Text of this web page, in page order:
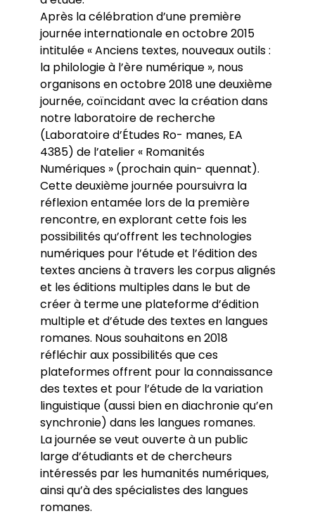
Après la célébration d’une première
journée internationale en octobre 2015
intitulée « Anciens textes, nouveaux outils :
la philologie à l’ère numérique », nous
organisons en octobre 2018 une deuxième
journée, coïncidant avec la création dans
notre laboratoire de recherche
(Laboratoire d’Études Ro- manes, EA
4385) de l’atelier « Romanités
Numériques » (prochain quin- quennat).
Cette deuxième journée poursuivra la
réflexion entamée lors de la première
rencontre, en explorant cette fois les
possibilités qu’offrent les technologies
numériques pour l’étude et l’édition des
textes anciens à travers les corpus alignés
et les éditions multiples dans le but de
créer à terme une plateforme d’édition
multiple et d’étude des textes en langues
romanes. Nous souhaitons en 2018
réfléchir aux possibilités que ces
plateformes offrent pour la connaissance
des textes et pour l’étude de la variation
linguistique (aussi bien en diachronie qu’en
synchronie) dans les langues romanes.
La journée se veut ouverte à un public
large d’étudiants et de chercheurs
intéressés par les humanités numériques,
ainsi qu’à des spécialistes des langues
romanes.